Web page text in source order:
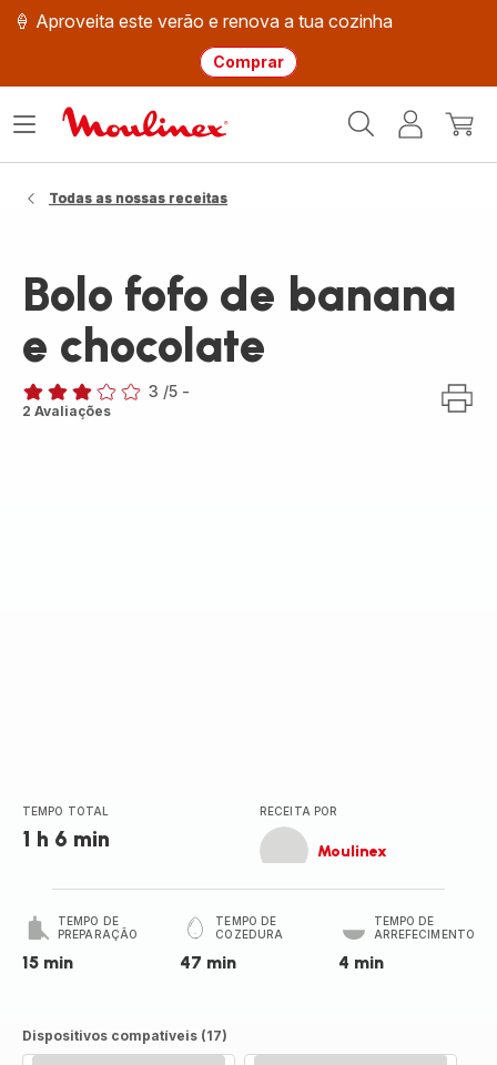
🍦 Aproveita este verão e renova a tua cozinha
Comprar
Moulinex
O
Abrir
Todas as nossas receitas
Bolo fofo de banana
e chocolate
Avaliações
3 /5 -
2 Avaliações
TEMPO TOTAL
1 h 6 min
RECEITA POR
Moulinex
TEMPO DE
PREPARAÇÃO
15 min
TEMPO DE
COZEDURA
47 min
TEMPO DE
ARREFECIMENTO
4 min
Dispositivos compatíveis (17)